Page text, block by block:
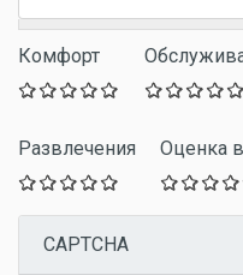
Комфорт
Развлечения Оценка
CAPTCHA